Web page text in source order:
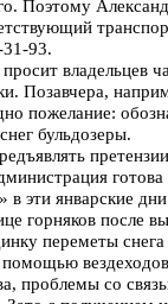
Поэтому
93.
владельцев
Позавчера,
пожелание:
бульдозеры.
эти январские
горняков после
переметы
проблемы со